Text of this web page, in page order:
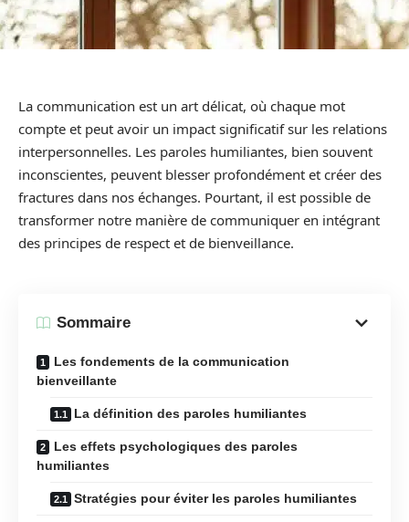
La communication est un art délicat, où chaque mot
compte et peut avoir un impact significatif sur les relations
interpersonnelles. Les paroles humiliantes, bien souvent
inconscientes, peuvent blesser profondément et créer des
fractures dans nos échanges. Pourtant, il est possible de
transformer notre manière de communiquer en intégrant
des principes de respect et de bienveillance.
Sommaire
Les fondements de la communication
bienveillante
La définition des paroles humiliantes
Les effets psychologiques des paroles
humiliantes
Stratégies pour éviter les paroles humiliantes